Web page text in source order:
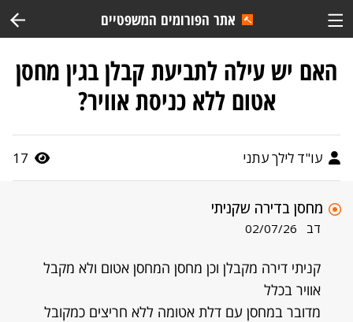
אתר הפורומים המשפטיים
האם יש עילה לתביעת קבלן בגין מחסן
אטום ללא כניסת אוויר?
עו"ד לילך עתני 17
מחסן בדירה שקניתי
דב 02/07/26
קניתי דירה מקבלן וכן מחסן המחסן אטום ולא מקבל
אוויר בכלל
מדובר במחסן עם דלת אטומה ללא חריצים כמקובל